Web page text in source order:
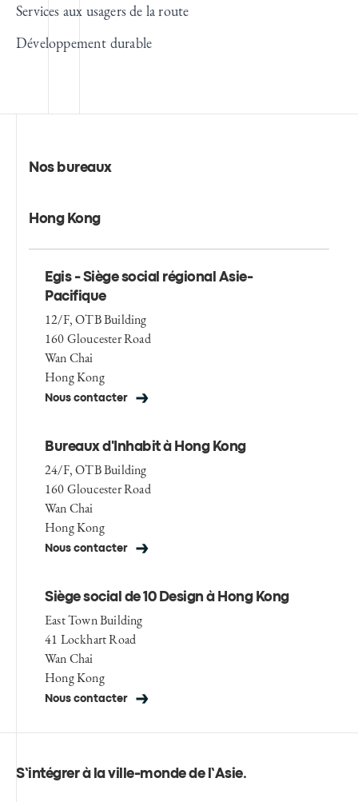
Services aux usagers de la route
Développement durable
Nos bureaux
Hong Kong
Egis - Siège social régional Asie-
Pacifique
12/F, OTB Building
160 Gloucester Road
Wan Chai
Hong Kong
Nous contacter
Bureaux d'Inhabit à Hong Kong
24/F, OTB Building
160 Gloucester Road
Wan Chai
Hong Kong
Nous contacter
Siège social de 10 Design à Hong Kong
East Town Building
41 Lockhart Road
Wan Chai
Hong Kong
Nous contacter
S’intégrer à la ville-monde de l’Asie.